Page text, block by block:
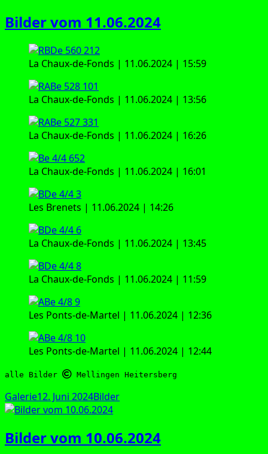
Bilder vom 11.06.2024
La Chaux-de-Fonds | 11.06.2024 | 15:59
La Chaux-de-Fonds | 11.06.2024 | 13:56
La Chaux-de-Fonds | 11.06.2024 | 16:26
La Chaux-de-Fonds | 11.06.2024 | 16:01
Les Bre­nets | 11.06.2024 | 14:26
La Chaux-de-Fonds | 11.06.2024 | 13:45
La Chaux-de-Fonds | 11.06.2024 | 11:59
Les Ponts-de-Mar­tel | 11.06.2024 | 12:36
Les Ponts-de-Mar­tel | 11.06.2024 | 12:44
alle Bilder Mellingen Heitersberg
Format
GalerieVeröffentlicht
am
12. Juni 2024Kategorien
Bilder
Bilder vom 10.06.2024